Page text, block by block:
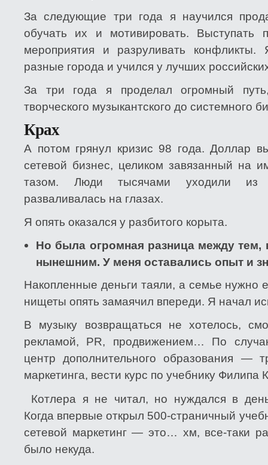
За следующие три года я научился
обучать их и мотивировать. Выступать
мероприятия и разруливать
разные города и учился у лучших
За три года я проделал огромный
творческого музыкантского до системного
Крах
А потом грянул кризис 98 года. Доллар
сетевой бизнес, целиком завязанный на
тазом. Люди тысячами уходили из
разваливалась на глазах.
Я опять оказался у разбитого корыта.
Но была огромная разница между тем,
нынешним. У меня оставались опыт и
Накопленные деньги таяли, а семье нужно
нищеты опять замаячил впереди. Я начал
В музыку возвращаться не хотелось,
рекламой, PR, продвижением… По
центр дополнительного образования —
маркетинга, вести курс по учебнику Филипа
Котлера я не читал, но нуждался в
Когда впервые открыл 500-страничный
сетевой маркетинг — это… хм, все-таки
было некуда.